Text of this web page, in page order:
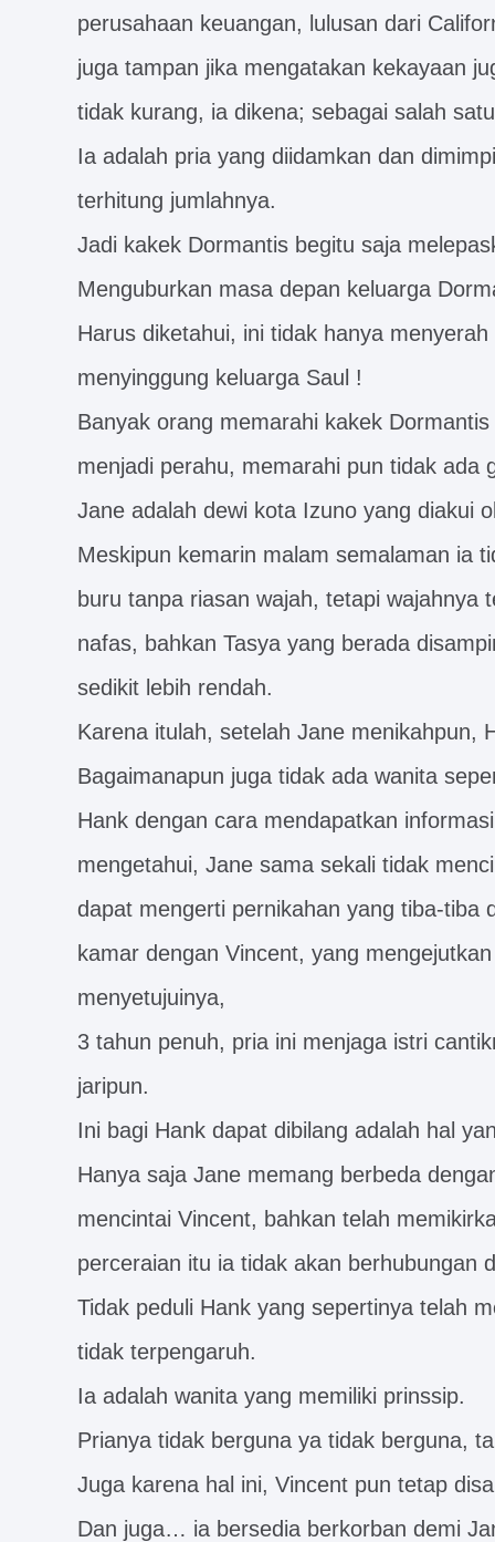
perusahaan keuangan, lulusan dari
juga tampan jika mengatakan kekayaan
tidak kurang, ia dikena; sebagai salah
Ia adalah pria yang diidamkan dan
terhitung jumlahnya.
Jadi kakek Dormantis begitu saja
Menguburkan masa depan keluarga
Harus diketahui, ini tidak hanya
menyinggung keluarga Saul !
Banyak orang memarahi kakek
menjadi perahu, memarahi pun tidak ada
Jane adalah dewi kota Izuno yang diakui
Meskipun kemarin malam semalaman ia
buru tanpa riasan wajah, tetapi
nafas, bahkan Tasya yang berada
sedikit lebih rendah.
Karena itulah, setelah Jane menikahpun,
Bagaimanapun juga tidak ada wanita
Hank dengan cara mendapatkan
mengetahui, Jane sama sekali tidak
dapat mengerti pernikahan yang tiba-tiba
kamar dengan Vincent, yang
menyetujuinya,
3 tahun penuh, pria ini menjaga istri
jaripun.
Ini bagi Hank dapat dibilang adalah hal
Hanya saja Jane memang berbeda
mencintai Vincent, bahkan telah
perceraian itu ia tidak akan berhubungan
Tidak peduli Hank yang sepertinya telah
tidak terpengaruh.
Ia adalah wanita yang memiliki prinssip.
Prianya tidak berguna ya tidak berguna,
Juga karena hal ini, Vincent pun tetap
Dan juga… ia bersedia berkorban demi